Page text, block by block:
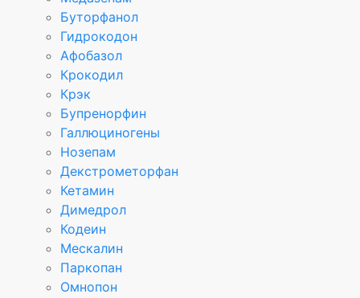
Буторфанол
Гидрокодон
Афобазол
Крокодил
Крэк
Бупренорфин
Галлюциногены
Нозепам
Декстрометорфан
Кетамин
Димедрол
Кодеин
Мескалин
Паркопан
Омнопон